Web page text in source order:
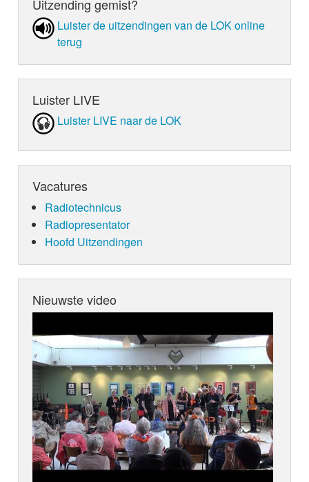
deze week LOKSCHIJF zijn.
Uitzending gemist?
Luister de uit­zen­din­gen van de LOK online
terug
Luister LIVE
Luister LIVE naar de LOK
Vacatures
Radiotechnicus
Radiopresentator
Hoofd Uitzendingen
Nieuwste video